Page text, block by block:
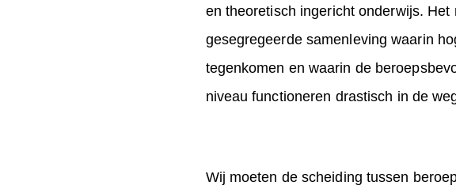
en theoretisch ingericht onderwijs.
gesegregeerde samenleving waarin
tegenkomen en waarin de
niveau functioneren drastisch in de
Wij moeten de scheiding tussen